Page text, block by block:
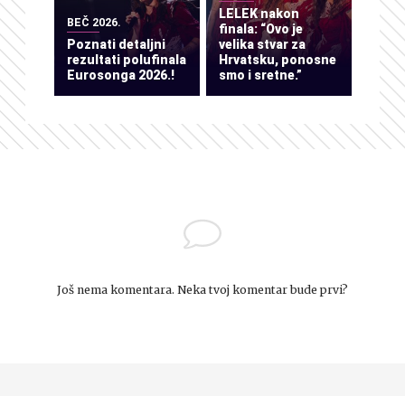
BEČ 2026.
Poznati detaljni
rezultati polufinala
Eurosonga 2026.!
LELEK nakon
finala: “Ovo je
velika stvar za
Hrvatsku, ponosne
smo i sretne.”
Još nema komentara. Neka tvoj komentar bude prvi?